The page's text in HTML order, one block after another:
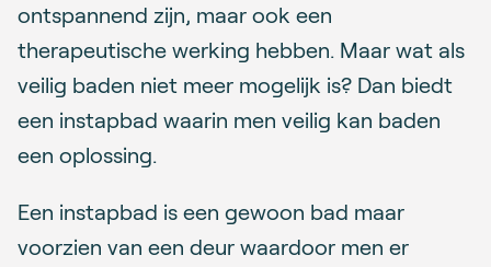
ontspannend zijn, maar ook een
therapeutische werking hebben. Maar wat als
veilig baden niet meer mogelijk is? Dan biedt
een instapbad waarin men veilig kan baden
een oplossing.
Een instapbad is een gewoon bad maar
voorzien van een deur waardoor men er